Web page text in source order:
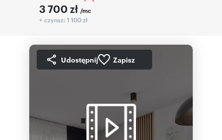
3 700 zł /mc
+ czynsz: 1 100 zł
Udostępnij Zapisz